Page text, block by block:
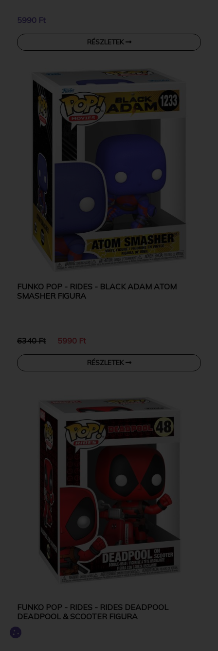
5990 Ft
RÉSZLETEK
FUNKO POP - RIDES - BLACK ADAM ATOM
SMASHER FIGURA
6340 Ft 5990 Ft
RÉSZLETEK
FUNKO POP - RIDES - RIDES DEADPOOL
DEADPOOL & SCOOTER FIGURA